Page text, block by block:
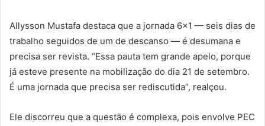
Allysson Mustafa destaca que a jornada 6×1 — seis dias de
trabalho seguidos de um de descanso — é desumana e
precisa ser revista. “Essa pauta tem grande apelo, porque
já esteve presente na mobilização do dia 21 de setembro.
É uma jornada que precisa ser rediscutida”, realçou.
Ele discorreu que a questão é complexa, pois envolve PEC